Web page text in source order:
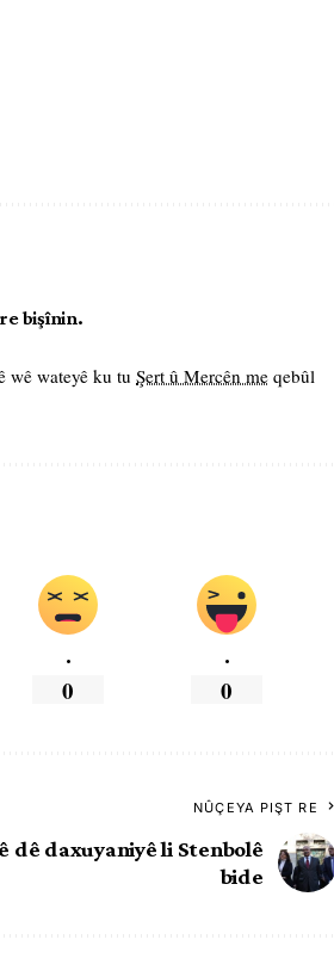
bişînin.
wê wateyê ku tu Şert û Mercên me qebûl
.
0
.
0
NÛÇEYA PIŞT RE
dê daxuyaniyê li Stenbolê
bide